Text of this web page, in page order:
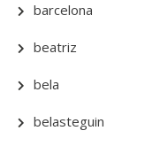
barcelona
beatriz
bela
belasteguin